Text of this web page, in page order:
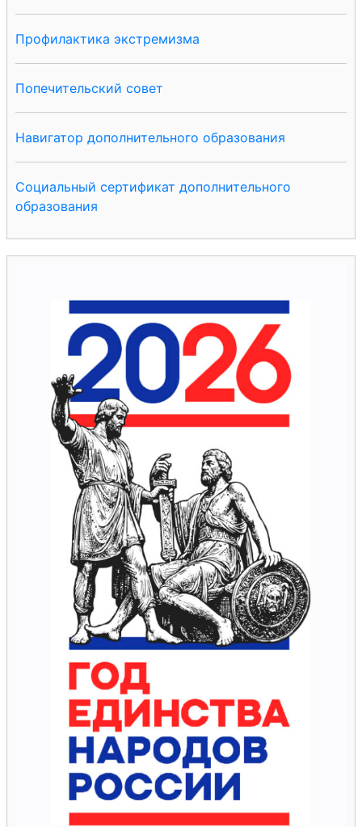
Профилактика экстремизма
Попечительский совет
Навигатор дополнительного образования
Социальный сертификат дополнительного
образования